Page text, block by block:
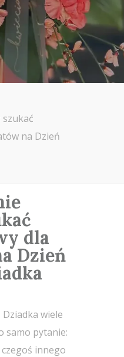
na Dzień
dla
Dzień
wiele
samo pytanie:
innego